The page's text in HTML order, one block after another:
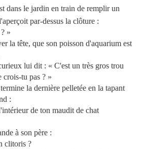
dans le jardin en train de remplir un
par-dessus la clôture :
»
la tête, que son poisson d'aquarium est
lui dit : « C'est un très gros trou
crois-tu pas ? »
la dernière pelletée en la tapant
:
de ton maudit de chat
à son père :
clitoris ?